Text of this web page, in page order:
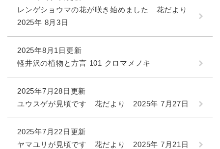
レンゲショウマの花が咲き始めました 花だより
2025年 8月3日
2025年8月1日更新
軽井沢の植物と方言 101 クロマメノキ
2025年7月28日更新
ユウスゲが見頃です 花だより 2025年 7月27日
2025年7月22日更新
ヤマユリが見頃です 花だより 2025年 7月21日